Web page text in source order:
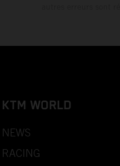
KTM WORLD
NEWS
RACING